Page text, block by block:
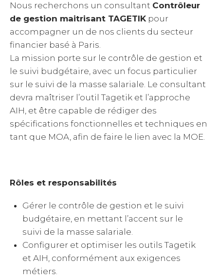
Nous recherchons un consultant Contrôleur
de gestion maitrisant TAGETIKpour
accompagner un de nos clients du secteur
financier basé à Paris.
La mission porte sur le contrôle de gestion et
le suivi budgétaire, avec un focus particulier
sur le suivi de la masse salariale. Le consultant
devra maîtriser l’outil Tagetik et l’approche
AIH, et être capable de rédiger des
spécifications fonctionnelles et techniques en
tant que MOA, afin de faire le lien avec la MOE.
Rôles et responsabilités
Gérer le contrôle de gestion et le suivi
budgétaire, en mettant l’accent sur le
suivi de la masse salariale.
Configurer et optimiser les outils Tagetik
et AIH, conformément aux exigences
métiers.